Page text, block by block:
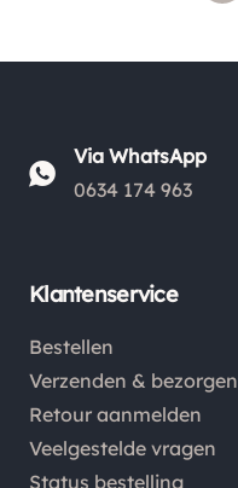
Via WhatsApp
0634 174 963
Klantenservice
Bestellen
Verzenden & bezorgen
Retour aanmelden
Veelgestelde vragen
Status bestelling